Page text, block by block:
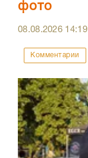
фото
08.08.2026 14:19
Комментарии